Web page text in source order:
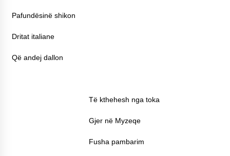
RINDËRTIMIN E VENDIT – NGA ÇIZE XHAFERAJ
KALLARATIN SI MËSUES I MATEMATIKËS, POR
EDHE SI NJË BANOR I PËRKOHSHËM I TIJ”
Pafundësinë shikon
Dritat italiane
Që andej dallon
Të kthehesh nga toka
Gjer në Myzeqe
Fusha pambarim